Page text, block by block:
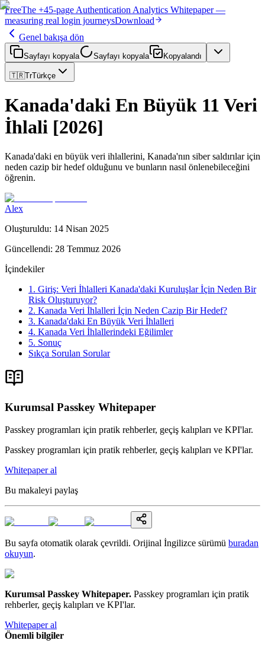
FreeThe +45-page Authentication Analytics Whitepaper —
measuring real login journeysDownload
Genel bakışa dön
Sayfayı kopyala Sayfayı kopyala Kopyalandı
🇹🇷TrTürkçe
Kanada'daki En Büyük 11 Veri
İhlali [2026]
Kanada'daki en büyük veri ihlallerini, Kanada'nın siber saldırılar için
neden cazip bir hedef olduğunu ve bunların nasıl önlenebileceğini
öğrenin.
Alex
Oluşturuldu: 14 Nisan 2025
Güncellendi: 28 Temmuz 2026
İçindekiler
1. Giriş: Veri İhlalleri Kanada'daki Kuruluşlar İçin Neden Bir
Risk Oluşturuyor?
2. Kanada Veri İhlalleri İçin Neden Cazip Bir Hedef?
3. Kanada'daki En Büyük Veri İhlalleri
4. Kanada Veri İhlallerindeki Eğilimler
5. Sonuç
Sıkça Sorulan Sorular
Kurumsal Passkey Whitepaper
Passkey programları için pratik rehberler, geçiş kalıpları ve KPI'lar.
Passkey programları için pratik rehberler, geçiş kalıpları ve KPI'lar.
Whitepaper al
Bu makaleyi paylaş
Bu sayfa otomatik olarak çevrildi. Orijinal İngilizce sürümü buradan
okuyun.
Kurumsal Passkey Whitepaper. Passkey programları için pratik
rehberler, geçiş kalıpları ve KPI'lar.
Whitepaper al
Önemli bilgiler